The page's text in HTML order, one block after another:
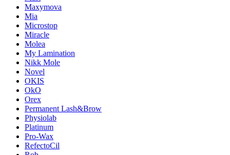
Maxymova
Mia
Microstop
Miracle
Molea
My Lamination
Nikk Mole
Novel
OKIS
OkO
Orex
Permanent Lash&Brow
Physiolab
Platinum
Pro-Wax
RefectoCil